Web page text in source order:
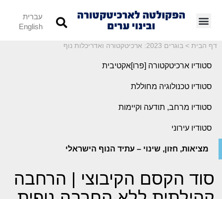
עברית
English
דף הבית > בוגרים 2023: ארכיטקטורה ואדריכלות נוף
סטודיו ארכיטקטורה [פרו]אקטיבית
סטודיו טכנולוגיה מחוללת
סטודיו מרחב, תודעה וקיימות
סטודיו עירוני
מציאות, חזון, שינוי – עתיד הנוף הישראלי
סוד הקסם הקיבוצי | הרחבה